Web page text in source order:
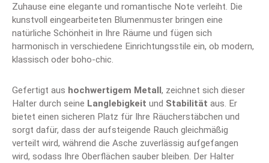
Zuhause eine elegante und romantische Note verleiht. Die
kunstvoll eingearbeiteten Blumenmuster bringen eine
natürliche Schönheit in Ihre Räume und fügen sich
harmonisch in verschiedene Einrichtungsstile ein, ob modern,
klassisch oder boho-chic.
Gefertigt aus hochwertigem Metall, zeichnet sich dieser
Halter durch seine Langlebigkeit und Stabilität aus. Er
bietet einen sicheren Platz für Ihre Räucherstäbchen und
sorgt dafür, dass der aufsteigende Rauch gleichmäßig
verteilt wird, während die Asche zuverlässig aufgefangen
wird, sodass Ihre Oberflächen sauber bleiben. Der Halter